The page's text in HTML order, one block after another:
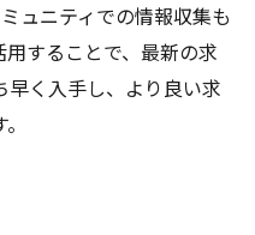
ュニティでの情報収集も
することで、最新の求
く入手し、より良い求